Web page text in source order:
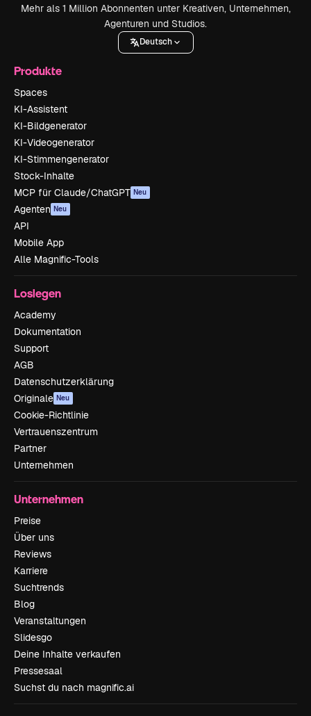
Mehr als 1 Million Abonnenten unter Kreativen, Unternehmen,
Agenturen und Studios.
Deutsch
Produkte
Spaces
KI-Assistent
KI-Bildgenerator
KI-Videogenerator
KI-Stimmengenerator
Stock-Inhalte
MCP für Claude/ChatGPT Neu
Agenten Neu
API
Mobile App
Alle Magnific-Tools
Loslegen
Academy
Dokumentation
Support
AGB
Datenschutzerklärung
Originale Neu
Cookie-Richtlinie
Vertrauenszentrum
Partner
Unternehmen
Unternehmen
Preise
Über uns
Reviews
Karriere
Suchtrends
Blog
Veranstaltungen
Slidesgo
Deine Inhalte verkaufen
Pressesaal
Suchst du nach magnific.ai